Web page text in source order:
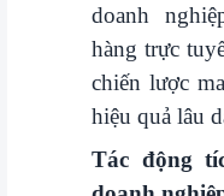
doanh
hàng trực
chiến lược
hiệu quả lâu
Tác động